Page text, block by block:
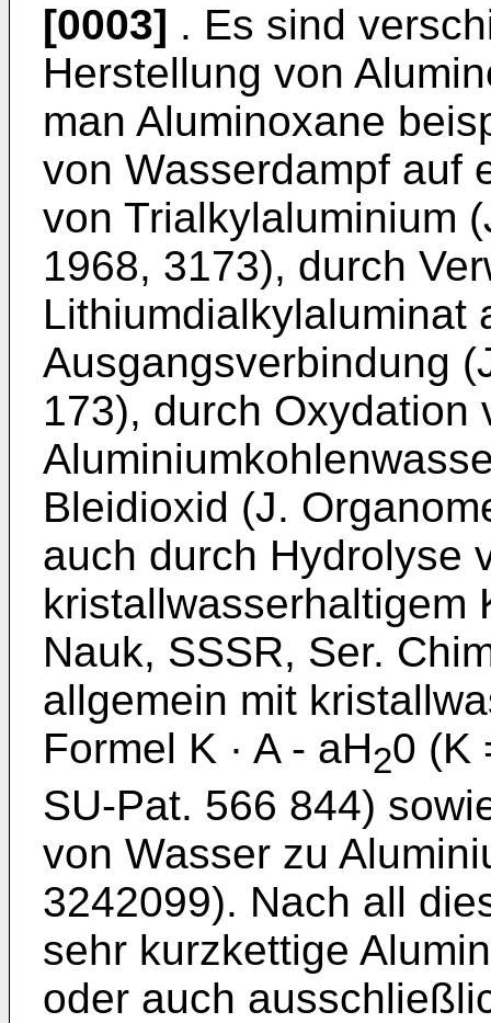
[0003] . Es sind
Herstellung von
man Aluminoxane
von Wasserdampf auf
von Trialkylaluminium
1968, 3173), durch
Lithiumdialkylaluminat
Ausgangsverbindung
173), durch Oxydation
Bleidioxid (J.
auch durch Hydrolyse
kristallwasserhaltigem
Nauk, SSSR, Ser.
allgemein mit
Formel K · A - aH20 (K
SU-Pat. 566 844)
von Wasser zu
3242099). Nach all
sehr kurzkettige
oder auch